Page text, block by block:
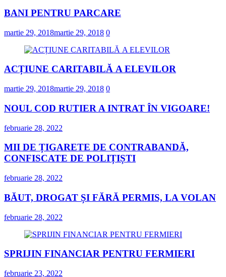
BANI PENTRU PARCARE
martie 29, 2018martie 29, 2018 0
ACȚIUNE CARITABILĂ A ELEVILOR
martie 29, 2018martie 29, 2018 0
NOUL COD RUTIER A INTRAT ÎN VIGOARE!
februarie 28, 2022
MII DE ȚIGARETE DE CONTRABANDĂ,
CONFISCATE DE POLIȚIȘTI
februarie 28, 2022
BĂUT, DROGAT ȘI FĂRĂ PERMIS, LA VOLAN
februarie 28, 2022
SPRIJIN FINANCIAR PENTRU FERMIERI
februarie 23, 2022